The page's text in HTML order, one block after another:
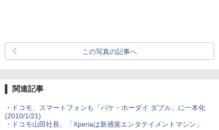
この写真の記事へ
関連記事
・
ドコモ、スマートフォンも「パケ・ホーダイ ダブル」に一本化
(2010/1/21)
・
ドコモ山田社長、「Xperiaは新感覚エンタテイメントマシン」